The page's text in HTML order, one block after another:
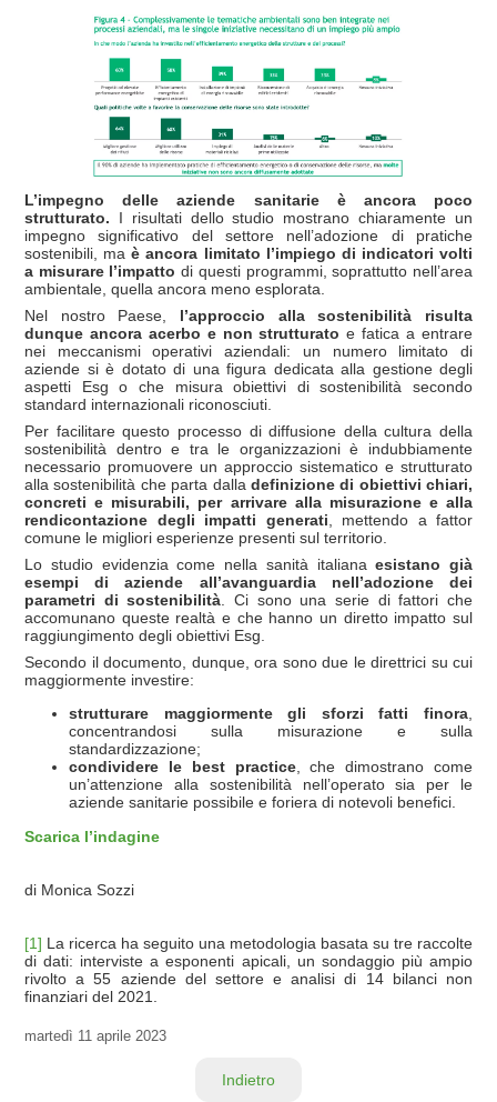
L’impegno delle aziende sanitarie è ancora poco
strutturato. I risultati dello studio mostrano chiaramente un
impegno significativo del settore nell’adozione di pratiche
sostenibili, maè ancora limitato l’impiego di indicatori volti
a misurare l’impatto di questi programmi, soprattutto nell’area
ambientale, quella ancora meno esplorata.
Nel nostro Paese, l’approccio alla sostenibilità risulta
dunque ancora acerbo e non strutturato e fatica a entrare
nei meccanismi operativi aziendali: un numero limitato di
aziende si è dotato di una figura dedicata alla gestione degli
aspetti Esg o che misura obiettivi di sostenibilità secondo
standard internazionali riconosciuti.
Per facilitare questo processo di diffusione della cultura della
sostenibilità dentro e tra le organizzazioni è indubbiamente
necessario promuovere un approccio sistematico e strutturato
alla sostenibilità che parta dalla definizione di obiettivi chiari,
concreti e misurabili, per arrivare alla misurazione e alla
rendicontazione degli impatti generati , mettendo a fattor
comune le migliori esperienze presenti sul territorio.
Lo studio evidenzia come nella sanità italianaesistano già
esempi di aziende all’avanguardia nell’adozione dei
parametri di sostenibilità . Ci sono una serie di fattori che
accomunano queste realtà e che hanno un diretto impatto sul
raggiungimento degli obiettivi Esg.
Secondo il documento, dunque, ora sono due le direttrici su cui
maggiormente investire:
strutturare maggiormente gli sforzi fatti finora,
concentrandosi sulla misurazione e sulla
standardizzazione;
condividere le best practice, che dimostrano come
un’attenzione alla sostenibilità nell’operato sia per le
aziende sanitarie possibile e foriera di notevoli benefici.
Scarica l’indagine
di Monica Sozzi
[1] La ricerca ha seguito una metodologia basata su tre raccolte
di dati: interviste a esponenti apicali, un sondaggio più ampio
rivolto a 55 aziende del settore e analisi di 14 bilanci non
finanziari del 2021.
martedì 11 aprile 2023
Indietro